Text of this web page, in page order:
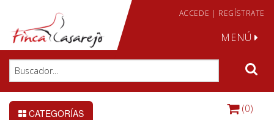
ACCEDE | REGÍSTRATE
MENÚ
CATEGORÍAS (0)